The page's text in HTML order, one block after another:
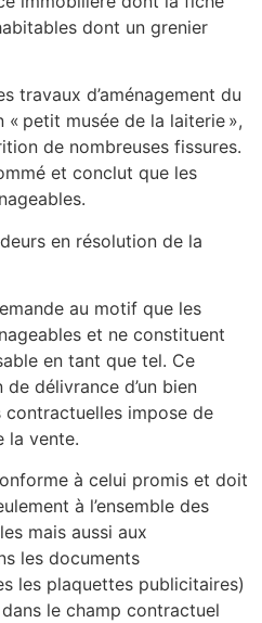
dont un grenier
travaux d’aménagement du
« petit musée de la laiterie »,
de nombreuses fissures.
et conclut que les
en résolution de la
au motif que les
et ne constituent
en tant que tel. Ce
délivrance d’un bien
impose de
la vente.
à celui promis et doit
à l’ensemble des
mais aussi aux
les documents
les plaquettes publicitaires)
le champ contractuel